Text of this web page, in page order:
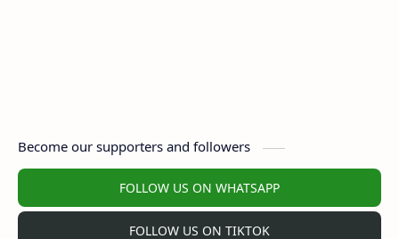
Become our supporters and followers
FOLLOW US ON WHATSAPP
FOLLOW US ON TIKTOK